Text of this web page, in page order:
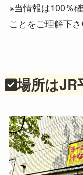
※当情報は100％
ことをご理解下さ
場所はJR